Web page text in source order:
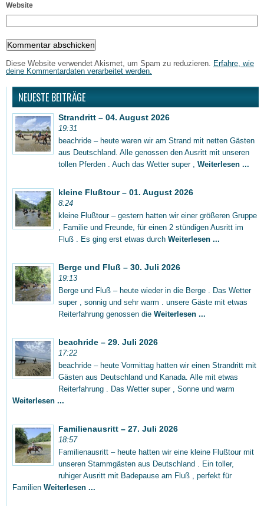
Website
Diese Website verwendet Akismet, um Spam zu reduzieren.
Erfahre, wie
deine Kommentardaten verarbeitet werden.
NEUESTE BEITRÄGE
Strandritt – 04. August 2026
19:31
beachride – heute waren wir am Strand mit netten Gästen
aus Deutschland. Alle genossen den Ausritt mit unseren
tollen Pferden . Auch das Wetter super , Weiterlesen ...
kleine Flußtour – 01. August 2026
8:24
kleine Flußtour – gestern hatten wir einer größeren Gruppe
, Familie und Freunde, für einen 2 stündigen Ausritt im
Fluß . Es ging erst etwas durch Weiterlesen ...
Berge und Fluß – 30. Juli 2026
19:13
Berge und Fluß – heute wieder in die Berge . Das Wetter
super , sonnig und sehr warm . unsere Gäste mit etwas
Reiterfahrung genossen die Weiterlesen ...
beachride – 29. Juli 2026
17:22
beachride – heute Vormittag hatten wir einen Strandritt mit
Gästen aus Deutschland und Kanada. Alle mit etwas
Reiterfahrung . Das Wetter super , Sonne und warm
Weiterlesen ...
Familienausritt – 27. Juli 2026
18:57
Familienausritt – heute hatten wir eine kleine Flußtour mit
unseren Stammgästen aus Deutschland . Ein toller,
ruhiger Ausritt mit Badepause am Fluß , perfekt für
Familien Weiterlesen ...